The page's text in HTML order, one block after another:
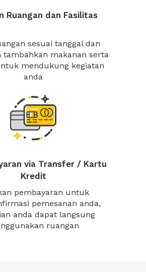
Ruangan dan Fasilitas
sesuai tanggal dan
tambahkan makanan serta
mendukung kegiatan
anda
via Transfer / Kartu
Kredit
pembayaran untuk
pemesanan anda,
anda dapat langsung
ruangan